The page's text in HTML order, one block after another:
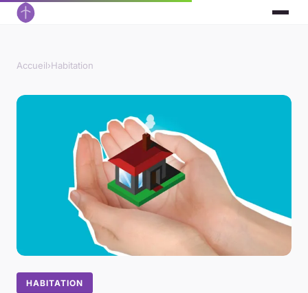
Accueil›Habitation
HABITATION